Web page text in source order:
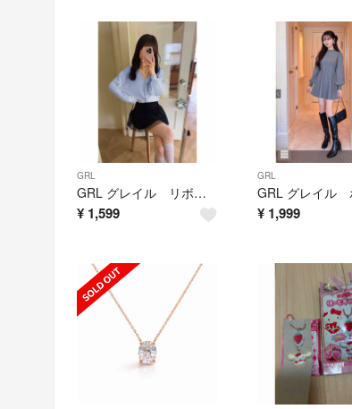
GRL
GRL グレイル リボンビジューシアーニットカーディガン【k9342z】
¥ 1,599
GRL
¥ 1,999